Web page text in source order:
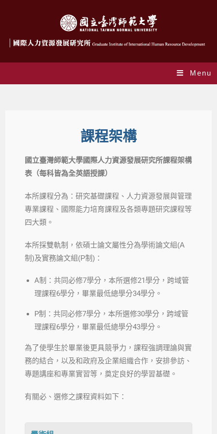
Menu
課程架構
國立臺灣師範大學國際人力資源發展研究所課程架構
表（每科皆為全英語授課）
本所課程分為：研究基礎課程、人力資源發展與管理
專業課程、國際能力培育課程及各類專題研究課程等
四大類。
本所採雙軌制，依碩士論文屬性分為學術論文組(A
制)及實務論文組(P制)：
A制：共同必修7學分，本所選修21學分，跨域管
理課程6學分，畢業最低總學分34學分。
P制：共同必修7學分，本所選修30學分，跨域管
理課程6學分，畢業最低總學分43學分。
為了使學生於畢業後更具競爭力，課程強調理論與實
務的結合，以及和政府及企業組織合作，安排參訪、
專題講座和專業實習等，奠定良好的學習基礎。
有關必、選修之課程資料如下：